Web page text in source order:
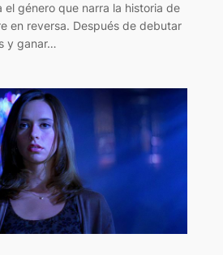
el género que narra la historia de
en reversa. Después de debutar
y ganar…